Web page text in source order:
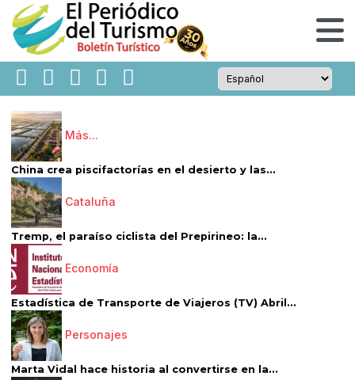
Más...
China crea piscifactorías en el desierto y las...
Cataluña
Tremp, el paraíso ciclista del Prepirineo: la...
Economía
Estadística de Transporte de Viajeros (TV) Abril...
Personajes
Marta Vidal hace historia al convertirse en la...